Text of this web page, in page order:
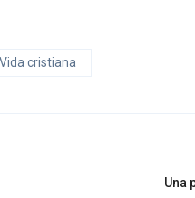
Vida cristiana
Una